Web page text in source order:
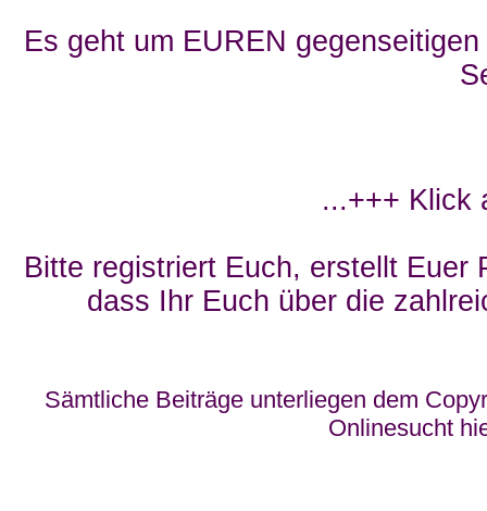
Es geht um EUREN
...+++ Klick
Bitte registriert Euch, erstellt Euer
dass Ihr Euch über die
Sämtliche Beiträge unterliegen dem
Onlinesucht